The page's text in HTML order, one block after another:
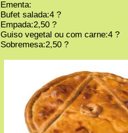
Ementa:
Bufet salada:4 ?
Empada:2,50 ?
Guiso vegetal ou com carne:4 ?
Sobremesa:2,50 ?